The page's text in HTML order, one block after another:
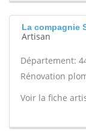
La compagnie
Artisan
Département:
Rénovation
Voir la fiche